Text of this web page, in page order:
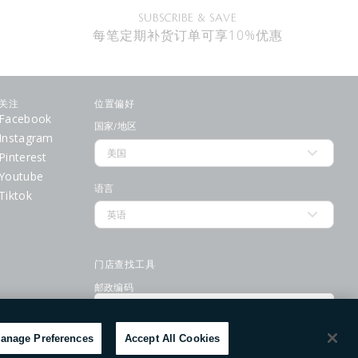
SUBSCRIBE & SAVE
每笔定期补货订单可享10%优惠
关注
Facebook
Instagram
Pinterest
Youtube
Tiktok
位置偏好
国家/地区
语言
门店查找工具
邮政编码
使用条款
获取帮
优惠
Preferences Accept All Cookies